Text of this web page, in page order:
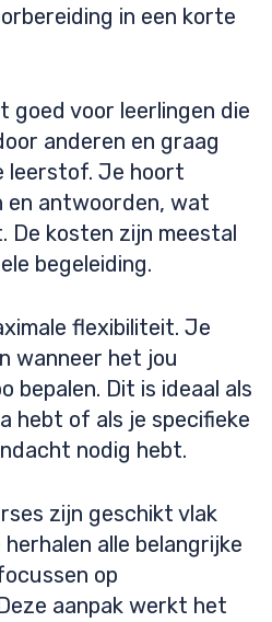
in een korte
goed voor leerlingen die
anderen en graag
leerstof. Je hoort
en antwoorden, wat
De kosten zijn meestal
begeleiding.
flexibiliteit. Je
wanneer het jou
bepalen. Dit is ideaal als
hebt of als je specifieke
nodig hebt.
zijn geschikt vlak
alle belangrijke
op
aanpak werkt het